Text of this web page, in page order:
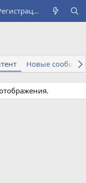
Регистрация
Новые